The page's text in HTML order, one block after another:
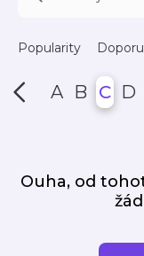
Popularity
A B C D
Ouha, od